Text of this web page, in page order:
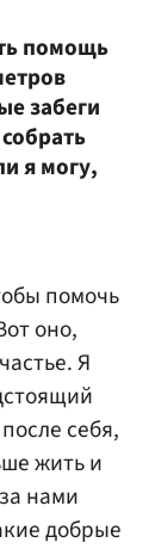
помощь
забеги
я могу,
помочь
оно,
Я
себя,
жить и
нами
добрые